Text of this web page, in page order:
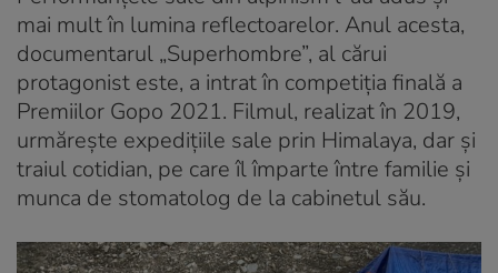
mai mult în lumina reflectoarelor. Anul acesta,
documentarul „Superhombre”, al cărui
protagonist este, a intrat în competiția finală a
Premiilor Gopo 2021. Filmul, realizat în 2019,
urmărește expedițiile sale prin Himalaya, dar și
traiul cotidian, pe care îl împarte între familie și
munca de stomatolog de la cabinetul său.